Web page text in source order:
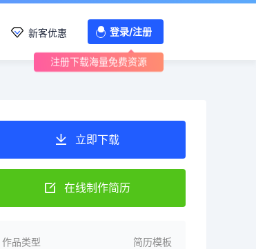
新客优惠 登录/注册
注册下载海量免费资源
立即下载
在线制作简历
作品类型 简历模板